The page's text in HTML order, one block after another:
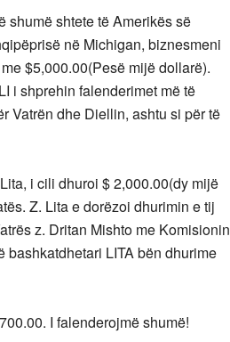
shumë shtete të Amerikës së
në Michigan, biznesmeni
$5,000.00(Pesë mijë dollarë).
i shprehin falenderimet më të
Vatrën dhe Diellin, ashtu si për të
i cili dhuroi $ 2,000.00(dy mijë
Z. Lita e dorëzoi dhurimin e tij
z. Dritan Mishto me Komisionin
bashkatdhetari LITA bën dhurime
I falenderojmë shumë!